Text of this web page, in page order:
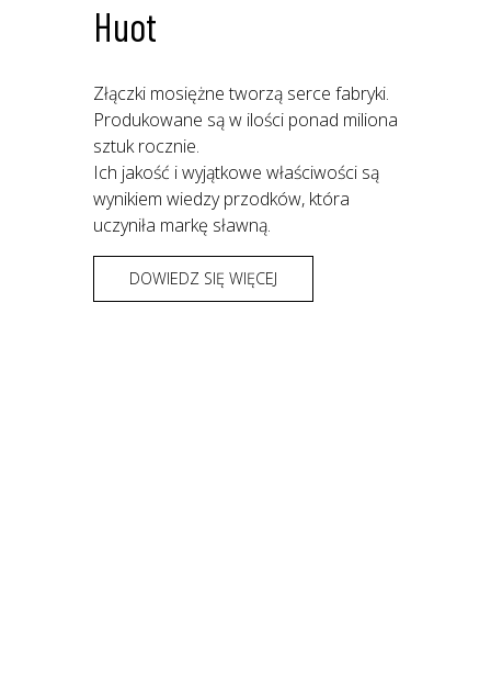
Huot
Złączki mosiężne tworzą serce fabryki.
Produkowane są w ilości ponad miliona
sztuk rocznie.
Ich jakość i wyjątkowe właściwości są
wynikiem wiedzy przodków, która
uczyniła markę sławną.
DOWIEDZ SIĘ WIĘCEJ